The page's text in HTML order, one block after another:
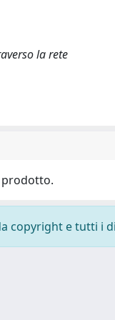
la rete
prodotto.
copyright e tutti i